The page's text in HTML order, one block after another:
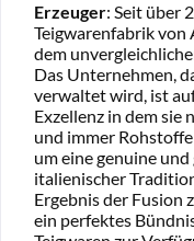
Erzeuger: Seit über
Teigwarenfabrik
dem
Das Unternehmen,
verwaltet wird, ist
Exzellenz in dem sie
und immer
um eine genuine
italienischer
Ergebnis der Fusion
ein perfektes